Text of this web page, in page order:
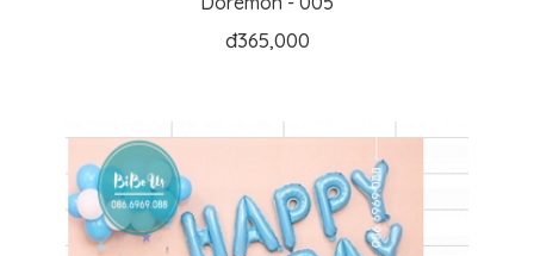
đ365,000